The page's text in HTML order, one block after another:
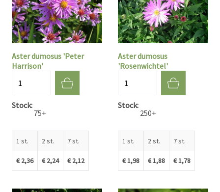
Aster dumosus 'Peter
Harrison'
Stock
75+
1 st.
€ 2,36
2 st.
€ 2,24
7 st.
€ 2,12
Aster dumosus
'Rosenwichtel'
Stock
250+
1 st.
€ 1,98
2 st.
€ 1,88
7 st.
€ 1,78